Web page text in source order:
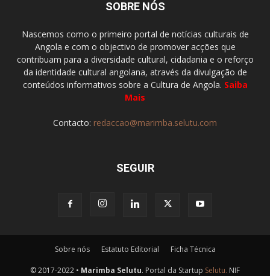
SOBRE NÓS
Nascemos como o primeiro portal de notícias culturais de
Angola e com o objectivo de promover acções que
contribuam para a diversidade cultural, cidadania e o reforço
da identidade cultural angolana, através da divulgação de
conteúdos informativos sobre a Cultura de Angola. Saiba
Mais
Contacto: redaccao@marimba.selutu.com
SEGUIR
Sobre nós Estatuto Editorial Ficha Técnica
© 2017-2022 • Marimba Selutu. Portal da Startup Selutu. NIF